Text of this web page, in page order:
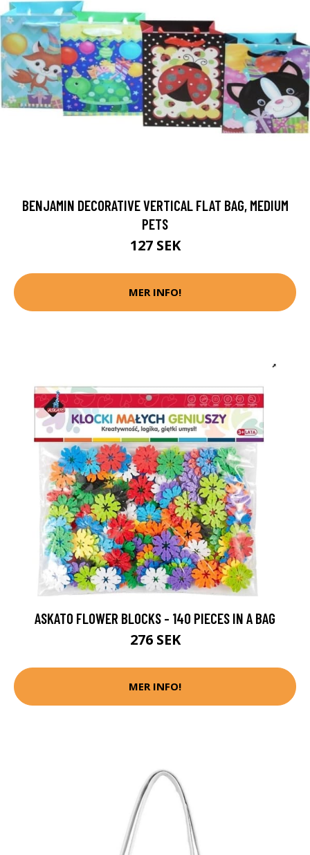
BENJAMIN DECORATIVE VERTICAL FLAT BAG, MEDIUM
PETS
127 SEK
MER INFO!
ASKATO FLOWER BLOCKS - 140 PIECES IN A BAG
276 SEK
MER INFO!